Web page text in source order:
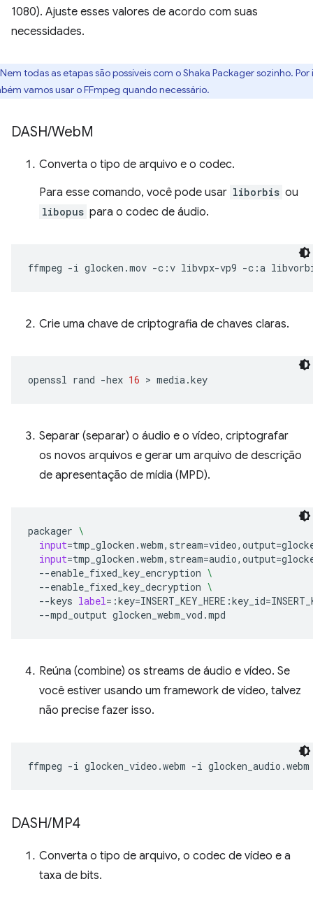
1080). Ajuste esses valores de acordo com suas
necessidades.
Nem todas as etapas são possíveis com o Shaka Packager sozinho. Por
vamos usar o FFmpeg quando necessário.
DASH/WebM
Converta o tipo de arquivo e o codec.
Para esse comando, você pode usar liborbis ou
libopus para o codec de áudio.
ffmpeg -i glocken.mov -c:v libvpx-vp9 -c:a
Crie uma chave de criptografia de chaves claras.
openssl rand -hex 16 >
Separar (separar) o áudio e o vídeo, criptografar
os novos arquivos e gerar um arquivo de descrição
de apresentação de mídia (MPD).
packager \
input=tmp_glocken.webm,stream=video,output=
input=tmp_glocken.webm,stream=audio,output=
--enable_fixed_key_encryption \
--enable_fixed_key_decryption \
--keys label= :key=INSERT_KEY_HERE:key_id=
--mpd_output
Reúna (combine) os streams de áudio e vídeo. Se
você estiver usando um framework de vídeo, talvez
não precise fazer isso.
ffmpeg -i glocken_video.webm -i glocken_audio.webm
DASH/MP4
Converta o tipo de arquivo, o codec de vídeo e a
taxa de bits.